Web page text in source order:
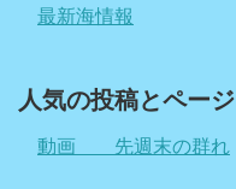
最新海情報
人気の投稿とページ
動画 先週末の群れ